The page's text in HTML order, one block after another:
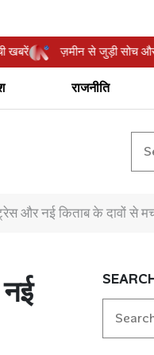
खबरें ज़मीन से जुड़ी
राजनीति
और नई किताब के दावों से